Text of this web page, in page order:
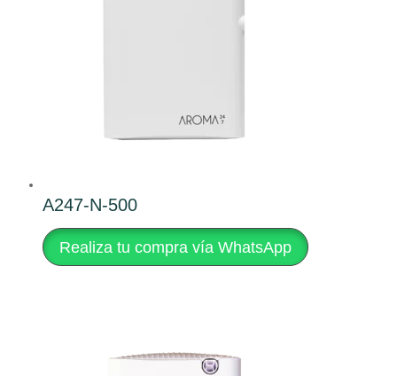
A247-N-500
Realiza tu compra vía WhatsApp